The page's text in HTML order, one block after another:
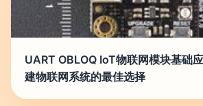
UART OBLOQ IoT物联网模块基础
建物联网系统的最佳选择